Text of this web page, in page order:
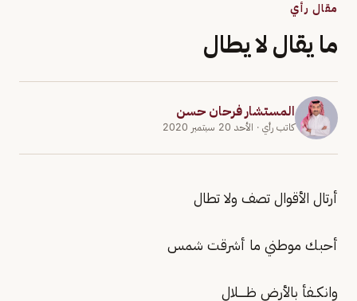
مقال رأي
ما يقال لا يطال
المستشار فرحان حسن
كاتب رأي · الأحد 20 سبتمبر 2020
أرتال الأقوال تصف ولا تطال
أحبك موطني ما أشرقت شمس
وانكــفأ بالأرض ظـــــلال